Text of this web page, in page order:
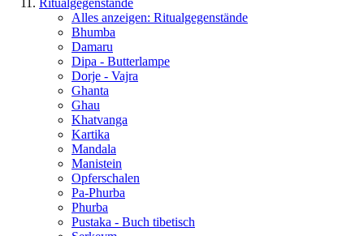
Ritualgegenstände
Alles anzeigen: Ritualgegenstände
Bhumba
Damaru
Dipa - Butterlampe
Dorje - Vajra
Ghanta
Ghau
Khatvanga
Kartika
Mandala
Manistein
Opferschalen
Pa-Phurba
Phurba
Pustaka - Buch tibetisch